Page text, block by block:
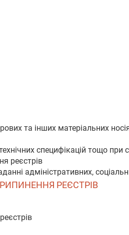
та інших матеріальних
специфікацій тощо при
реєстрів
адміністративних,
РЕЄСТРІВ